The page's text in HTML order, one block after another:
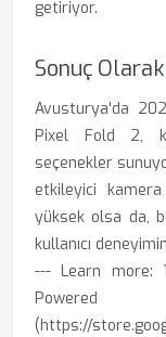
getiriyor.
Sonuç
Avusturya'da
Pixel Fold 2,
seçenekler
etkileyici
yüksek olsa da,
kullanıcı
--- Learn more:
(https://